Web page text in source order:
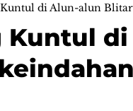
di Alun-alun
Kuntul